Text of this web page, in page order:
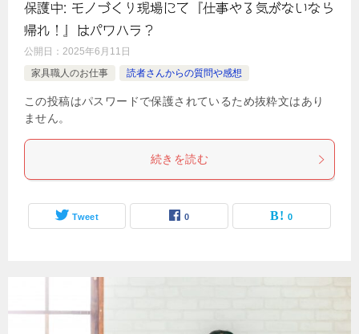
保護中: モノづくり現場にて『仕事やる気がないなら
帰れ！』はパワハラ？
公開日： 2025年6月11日
家具職人のお仕事
読者さんからの質問や感想
この投稿はパスワードで保護されているため抜粋文はあり
ません。
続きを読む
Tweet 0 0